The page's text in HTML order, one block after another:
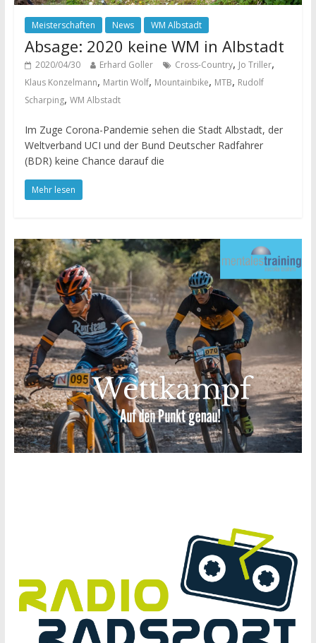
Meisterschaften News WM Albstadt
Absage: 2020 keine WM in Albstadt
2020/04/30 Erhard Goller Cross-Country, Jo Triller,
Klaus Konzelmann, Martin Wolf, Mountainbike, MTB, Rudolf
Scharping, WM Albstadt
Im Zuge Corona-Pandemie sehen die Stadt Albstadt, der
Weltverband UCI und der Bund Deutscher Radfahrer
(BDR) keine Chance darauf die
Mehr lesen